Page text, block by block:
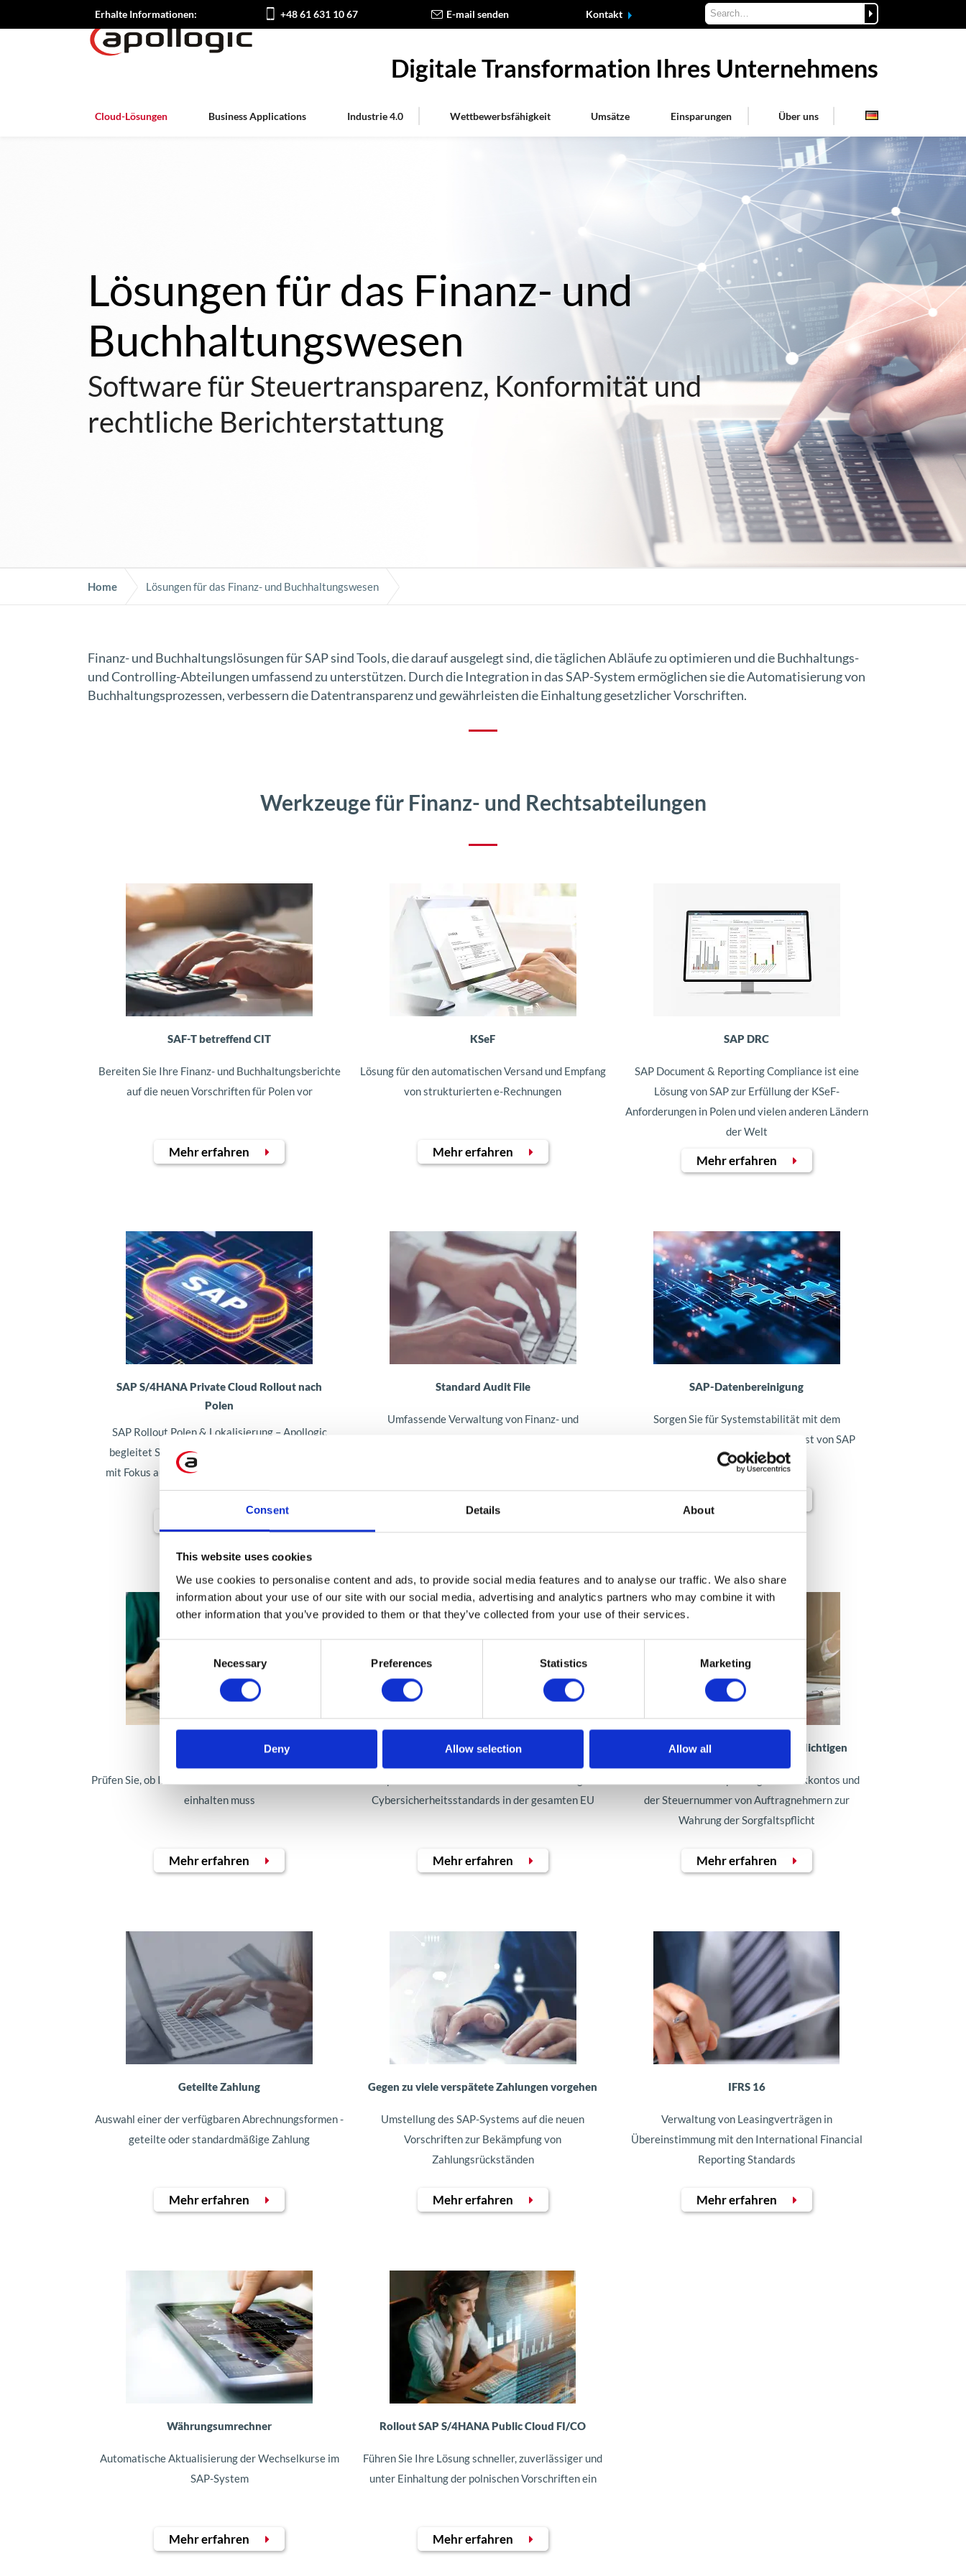
Consent Details About
This website uses cookies
We use cookies to personalise content and ads, to provide social media features and to analyse our traffic. We also share
information about your use of our site with our social media, advertising and analytics partners who may combine it with
other information that you’ve provided to them or that they’ve collected from your use of their services.
Consent
Selection
Necessary Preferences Statistics Marketing
Deny Allow selection Allow all
Erhalte Informationen: +48 61 631 10 67 E-mail senden Kontakt
Digitale Transformation Ihres Unternehmens
Cloud-Lösungen Business Applications Industrie 4.0 Wettbewerbsfähigkeit Umsätze Einsparungen Über uns
Lösungen für das Finanz- und
Buchhaltungswesen
Software für Steuertransparenz, Konformität und
rechtliche Berichterstattung
Home Lösungen für das Finanz- und Buchhaltungswesen
Finanz- und Buchhaltungslösungen für SAP sind Tools, die darauf ausgelegt sind, die täglichen Abläufe zu optimieren und die Buchhaltungs-
und Controlling-Abteilungen umfassend zu unterstützen. Durch die Integration in das SAP-System ermöglichen sie die Automatisierung von
Buchhaltungsprozessen, verbessern die Datentransparenz und gewährleisten die Einhaltung gesetzlicher Vorschriften.
Werkzeuge für Finanz- und Rechtsabteilungen
SAF-T betreffend CIT
Bereiten Sie Ihre Finanz- und Buchhaltungsberichte
auf die neuen Vorschriften für Polen vor
Mehr erfahren
KSeF
Lösung für den automatischen Versand und Empfang
von strukturierten e-Rechnungen
Mehr erfahren
SAP DRC
SAP Document & Reporting Compliance ist eine
Lösung von SAP zur Erfüllung der KSeF-
Anforderungen in Polen und vielen anderen Ländern
der Welt
Mehr erfahren
SAP S/4HANA Private Cloud Rollout nach
Polen
SAP Rollout Polen & Lokalisierung – Apollogic
begleitet Sie bei Einführung von SAP S/4HANA
mit Fokus auf KSeF, SAF-T, Weißliste & polnische
Compliance
Standard Audit File
Umfassende Verwaltung von Finanz- und
SAP-Datenbereinigung
Sorgen Sie für Systemstabilität mit dem
Datenarchivierungs- und -löschdienst von SAP
Prüfen Sie, ob Ihr Unternehmen die neuen Vorschriften
einhalten muss
Mehr erfahren
NIS2
Cybersicherheitsstandards in der gesamten EU
Mehr erfahren
Weiße Liste der Umsatzsteuerpflichtigen
Automatische Überprüfung des Bankkontos und
der Steuernummer von Auftragnehmern zur
Wahrung der Sorgfaltspflicht
Mehr erfahren
Geteilte Zahlung
Auswahl einer der verfügbaren Abrechnungsformen -
geteilte oder standardmäßige Zahlung
Mehr erfahren
Gegen zu viele verspätete Zahlungen vorgehen
Umstellung des SAP-Systems auf die neuen
Vorschriften zur Bekämpfung von
Zahlungsrückständen
Mehr erfahren
IFRS 16
Verwaltung von Leasingverträgen in
Übereinstimmung mit den International Financial
Reporting Standards
Mehr erfahren
Währungsumrechner
Automatische Aktualisierung der Wechselkurse im
SAP-System
Mehr erfahren
Rollout SAP S/4HANA Public Cloud FI/CO
Führen Sie Ihre Lösung schneller, zuverlässiger und
unter Einhaltung der polnischen Vorschriften ein
Mehr erfahren